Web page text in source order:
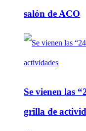
salón de ACO
Se vienen las
grilla de